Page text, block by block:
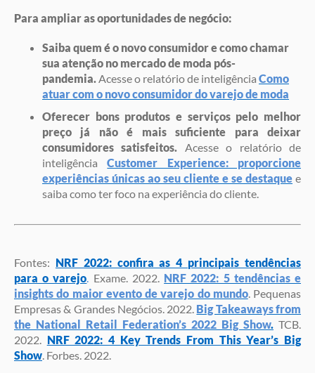
Para ampliar as oportunidades de negócio:
Saiba quem é o novo consumidor e como chamar
sua atenção no mercado de moda pós-
pandemia.Acesse o relatório de inteligência Como
atuar com o novo consumidor do varejo de moda
Oferecer bons produtos e serviços pelo melhor
preço já não é mais suficiente para deixar
consumidores satisfeitos. Acesse o relatório de
inteligênciaCustomer Experience: proporcione
experiências únicas ao seu cliente e se destaque e
saiba como ter foco na experiência do cliente.
Fontes: NRF 2022: confira as 4 principais tendências
para o varejo. Exame. 2022. NRF 2022: 5 tendências e
insights do maior evento de varejo do mundo. Pequenas
Empresas & Grandes Negócios. 2022. Big Takeaways from
the National Retail Federation’s 2022 Big Show. TCB.
2022. NRF 2022: 4 Key Trends From This Year’s Big
Show. Forbes. 2022.